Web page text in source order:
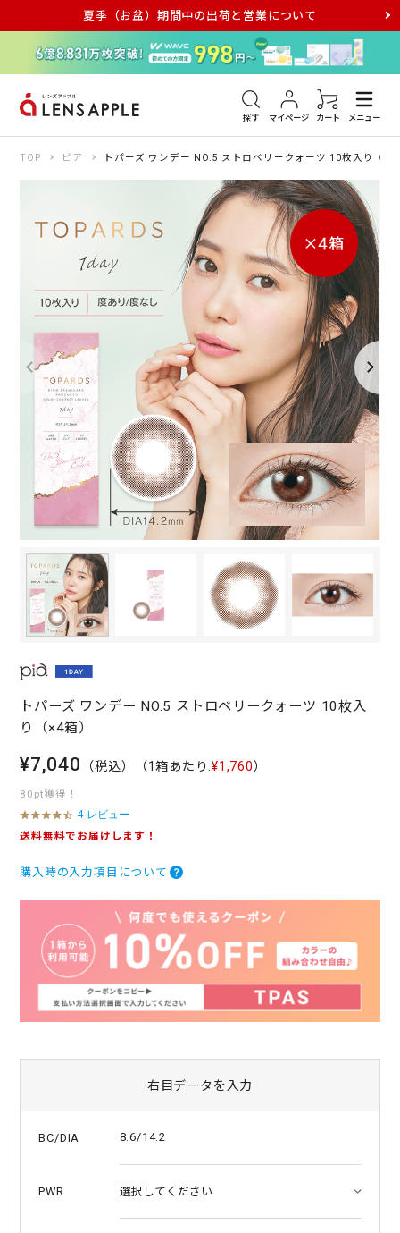
夏季（お盆）期間中の出荷と営業について
探す マイページ カート メニュー
アキュビュー メダリスト メガネ
TOP ピア トパーズ ワンデー NO.5 ストロベリークォーツ 10枚入り（×4
トパーズ ワンデー NO.5 ストロベリークォーツ 10枚入
り（×4箱）
¥7,040 （税込） （1箱あたり:¥1,760）
80pt獲得！
4
.
t
r
t
n
g
4 レビュー
送料無料でお届けします！
購入時の入力項目について
右目データを入力
BC/DIA 8.6/14.2
PWR